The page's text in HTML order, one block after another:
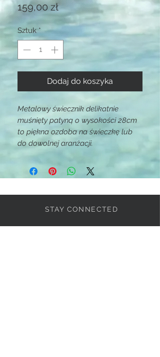
159,00 złCena
Sztuk *
Dodaj do koszyka
Metalowy świecznik delikatnie
muśnięty patyną o wysokości 28cm
to piękna ozdoba na świeczkę lub
do dowolnej aranżacji.
STAY CONNECTED